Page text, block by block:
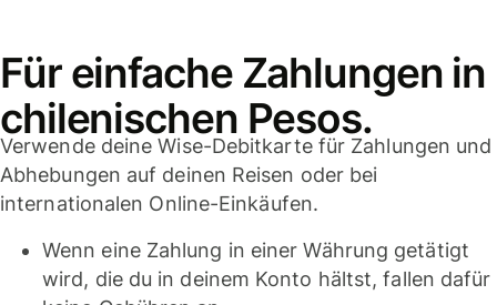
Für einfache Zahlungen in
chilenischen Pesos.
Verwende deine Wise-Debitkarte für Zahlungen und
Abhebungen auf deinen Reisen oder bei
internationalen Online-Einkäufen.
Wenn eine Zahlung in einer Währung getätigt
wird, die du in deinem Konto hältst, fallen dafür